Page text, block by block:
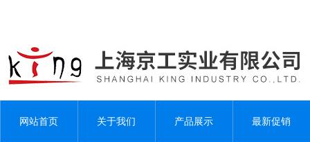
网站首页 关于我们 产品展示 最新促销